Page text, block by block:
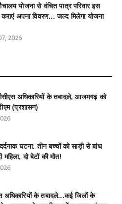
योजना से वंचित पात्र परिवार इस
अपना विवरण... जल्द मिलेगा योजना
2026
अधिकारियों के तबादले, आजमगढ़ को
(प्रशासन)
घटना: तीन बच्चों को साड़ी से बांध
महिला, दो बेटों की मौत!
अधिकारियों के तबादले...कई जिलों के